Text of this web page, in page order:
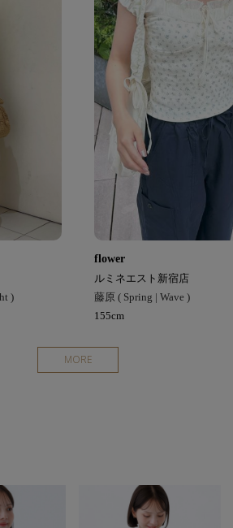
)
flower
ルミネエスト新宿店
藤原 ( Spring | Wave )
155cm
MORE